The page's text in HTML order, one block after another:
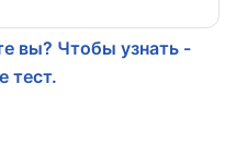
вы? Чтобы узнать -
тест.